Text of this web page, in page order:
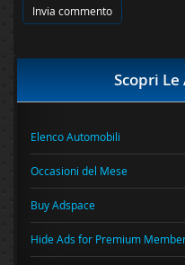
Scopri
Elenco Automobili
Occasioni del Mese
Buy Adspace
Hide Ads for Premium